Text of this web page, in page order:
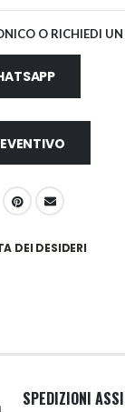
O RICHIEDI
DEI DESIDERI
SPEDIZIONI